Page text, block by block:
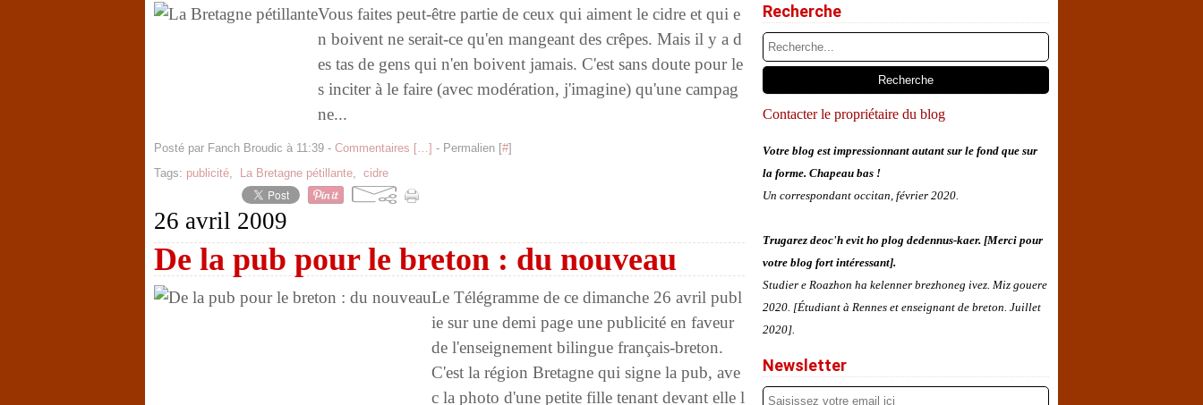
Vous faites peut-être partie de ceux qui aiment le cidre et qui e
n boivent ne serait-ce qu'en mangeant des crêpes. Mais il y a d
es tas de gens qui n'en boivent jamais. C'est sans doute pour le
s inciter à le faire (avec modération, j'imagine) qu'une campag
ne...
Posté par Fanch Broudic à 11:39 - Commentaires […] - Permalien [#]
Tags: publicité, La Bretagne pétillante, cidre
26 avril 2009
De la pub pour le breton : du nouveau
Le Télégramme de ce dimanche 26 avril publ
ie sur une demi page une publicité en faveur
de l'enseignement bilingue français-breton.
C'est la région Bretagne qui signe la pub, ave
c la photo d'une petite fille tenant devant elle l
Recherche
Contacter le propriétaire du blog
Votre blog est impressionnant autant sur le fond que sur
la forme. Chapeau bas !
Un correspondant occitan, février 2020.
Trugarez deoc'h evit ho plog dedennus-kaer. [Merci pour
votre blog fort intéressant].
Studier e Roazhon ha kelenner brezhoneg ivez. Miz gouere
2020. [Étudiant à Rennes et enseignant de breton. Juillet
2020].
Newsletter